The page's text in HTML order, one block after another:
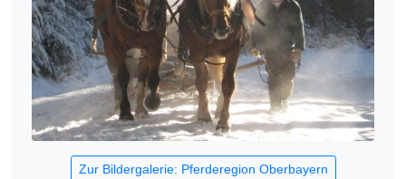
Zur Bildergalerie: Pferderegion Oberbayern